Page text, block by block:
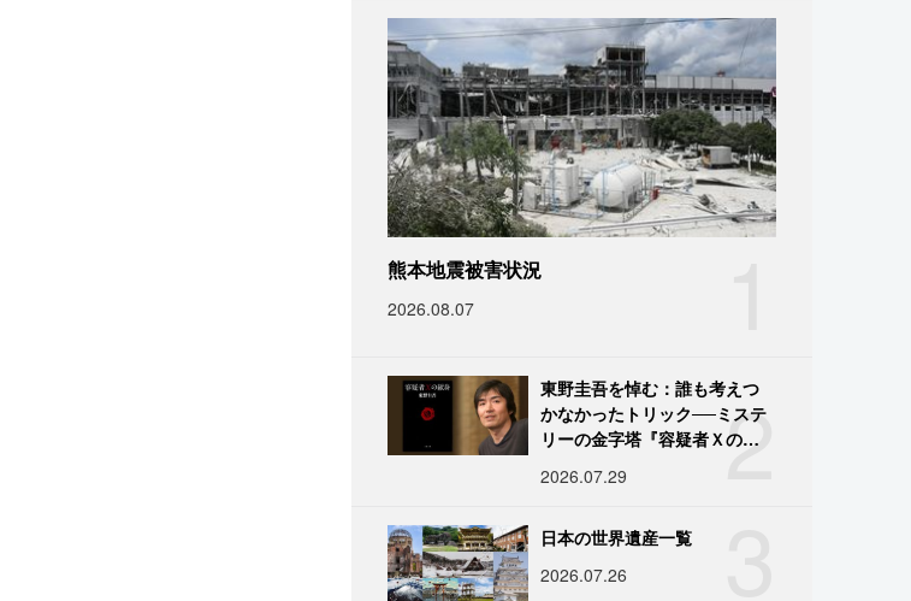
熊本地震被害状況
2026.08.07
2
東野圭吾を悼む：誰も考えつ
かなかったトリック──ミステ
リーの金字塔『容疑者Ｘの献
2026.07.29
日本の世界遺産一覧
2026.07.26